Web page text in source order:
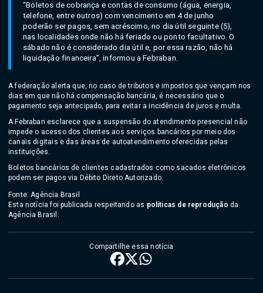
“Boletos de cobrança e contas de consumo (água, energia,
telefone, entre outros) com vencimento em 4 de junho
poderão ser pagos, sem acréscimo, no dia útil seguinte (5),
nas localidades onde não há feriado ou ponto facultativo. O
sábado não é considerado dia útil e, por essa razão, não há
liquidação financeira”, informou a Febraban.
A federação alerta que, no caso de tributos e impostos que vençam nos
dias em que não há compensação bancária, é necessário que o
pagamento seja antecipado, para evitar a incidência de juros e multa.
A Febraban esclarece que a suspensão do atendimento presencial não
impede o acesso dos clientes aos serviços bancários por meio dos
canais digitais e das áreas de autoatendimento oferecidas pelas
instituições.
Boletos bancários de clientes cadastrados como sacados eletrônicos
podem ser pagos via Débito Direto Autorizado.
Fonte: Agência Brasil
Esta notícia foi publicada respeitando as políticas de reprodução da
Agência Brasil.
Compartilhe essa notícia